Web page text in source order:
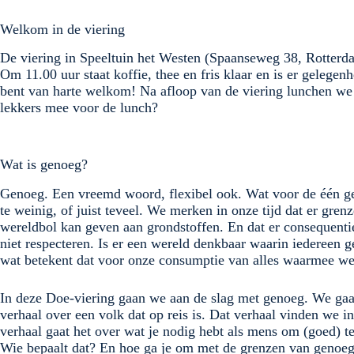
Welkom in de viering
De viering in Speeltuin het Westen (Spaanseweg 38,
Om 11.00 uur staat koffie, thee en fris klaar en is er
bent van harte welkom! Na afloop van de viering lunchen
lekkers mee voor de lunch?
Wat is genoeg?
Genoeg. Een vreemd woord, flexibel ook. Wat voor de één
te weinig, of juist teveel. We merken in onze tijd dat er
wereldbol kan geven aan grondstoffen. En dat er
niet respecteren. Is er een wereld denkbaar waarin iedereen
wat betekent dat voor onze consumptie van alles waarmee
In deze Doe-viering gaan we aan de slag met genoeg. We
verhaal over een volk dat op reis is. Dat verhaal vinden we
verhaal gaat het over wat je nodig hebt als mens om (goed)
Wie bepaalt dat? En hoe ga je om met de grenzen van